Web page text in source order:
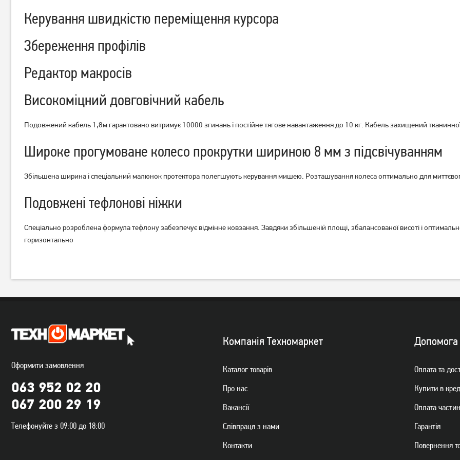
W70 Max Punk Yellow
1 329грн
710MK Black
749
Black
Керування швидкістю переміщення курсора
Збереження профілів
Редактор макросів
Високоміцний довговічний кабель
Подовжений кабель 1,8м гарантовано витримує 10000 згинань і постійне тягове навантаження до 10 кг. Кабель захищений
Широке прогумоване колесо прокрутки шириною 8 мм з підсвічуванням
Збільшена ширина і спеціальний малюнок протектора полегшують керування мишею. Розташування колеса оптимально для
Подовжені тефлонові ніжки
Спеціально розроблена формула тефлону забезпечує відмінне ковзання. Завдяки збільшеній площі, збалансованої висоті і
горизонтально
Оформити замовлення
063 952 02 20
067 200 29 19
Телефонуйте з 09:00 до 18:00
Компанiя Техномаркет
Каталог товарiв
Про нас
Вакансії
Спiвпраця з нами
Контакти
Допомога
Оплата та
Купити в
Оплата
Гарантiя
Повернення